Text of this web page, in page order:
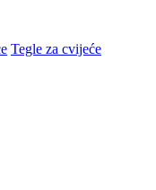
Tegle za cvijeće